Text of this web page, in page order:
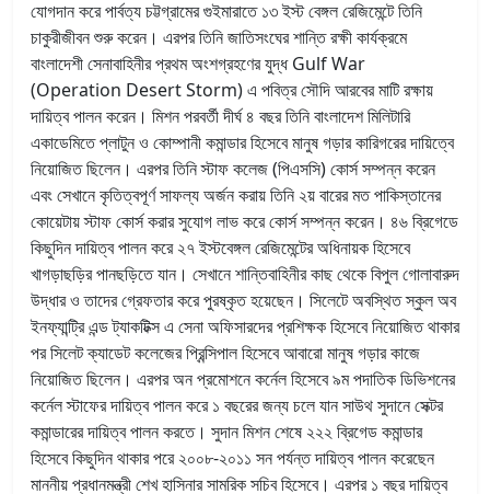
যোগদান করে পার্বত্য চট্টগ্রামের গুইমারাতে ১৩ ইস্ট বেঙ্গল রেজিমেন্টে তিনি
চাকুরীজীবন শুরু করেন। এরপর তিনি জাতিসংঘের শান্তি রক্ষী কার্যক্রমে
বাংলাদেশী সেনাবাহিনীর প্রথম অংশগ্রহণের যুদ্ধ Gulf War
(Operation Desert Storm) এ পবিত্র সৌদি আরবের মাটি রক্ষায়
দায়িত্ব পালন করেন। মিশন পরবর্তী দীর্ঘ ৪ বছর তিনি বাংলাদেশ মিলিটারি
একাডেমিতে প্লাটুন ও কোম্পানী কমান্ডার হিসেবে মানুষ গড়ার কারিগরের দায়িত্বে
নিয়োজিত ছিলেন। এরপর তিনি স্টাফ কলেজ (পিএসসি) কোর্স সম্পন্ন করেন
এবং সেখানে কৃতিত্বপূর্ণ সাফল্য অর্জন করায় তিনি ২য় বারের মত পাকিস্তানের
কোয়েটায় স্টাফ কোর্স করার সুযোগ লাভ করে কোর্স সম্পন্ন করেন। ৪৬ ব্রিগেডে
কিছুদিন দায়িত্ব পালন করে ২৭ ইস্টবেঙ্গল রেজিমেন্টের অধিনায়ক হিসেবে
খাগড়াছড়ির পানছড়িতে যান। সেখানে শান্তিবাহিনীর কাছ থেকে বিপুল গোলাবারুদ
উদ্ধার ও তাদের গ্রেফতার করে পুরষ্কৃত হয়েছেন। সিলেটে অবস্থিত স্কুল অব
ইনফ্যান্ট্রি এন্ড ট্যাকটিক্স এ সেনা অফিসারদের প্রশিক্ষক হিসেবে নিয়োজিত থাকার
পর সিলেট ক্যাডেট কলেজের প্রিন্সিপাল হিসেবে আবারো মানুষ গড়ার কাজে
নিয়োজিত ছিলেন। এরপর অন প্রমোশনে কর্নেল হিসেবে ৯ম পদাতিক ডিভিশনের
কর্নেল স্টাফের দায়িত্ব পালন করে ১ বছরের জন্য চলে যান সাউথ সুদানে সেক্টর
কমান্ডারের দায়িত্ব পালন করতে। সুদান মিশন শেষে ২২২ ব্রিগেড কমান্ডার
হিসেবে কিছুদিন থাকার পরে ২০০৮-২০১১ সন পর্যন্ত দায়িত্ব পালন করেছেন
মাননীয় প্রধানমন্ত্রী শেখ হাসিনার সামরিক সচিব হিসেবে। এরপর ১ বছর দায়িত্ব